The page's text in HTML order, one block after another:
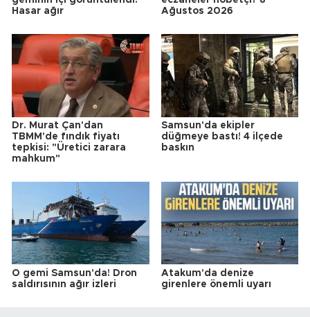
Hasar ağır
Ağustos 2026
Dr. Murat Çan'dan
TBMM'de fındık fiyatı
tepkisi: "Üretici zarara
mahkum"
Samsun'da ekipler
düğmeye bastı! 4 ilçede
baskın
O gemi Samsun'da! Dron
saldırısının ağır izleri
Atakum'da denize
girenlere önemli uyarı